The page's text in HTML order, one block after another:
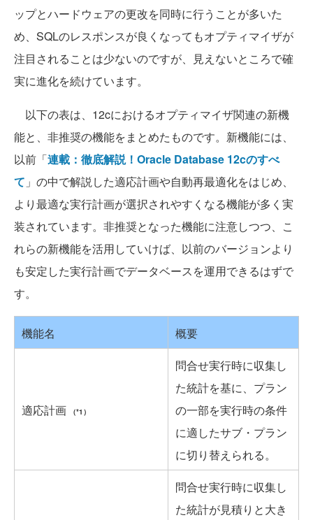
ップとハードウェアの更改を同時に行うことが多いた
め、SQLのレスポンスが良くなってもオプティマイザが
注目されることは少ないのですが、見えないところで確
実に進化を続けています。
以下の表は、12cにおけるオプティマイザ関連の新機
能と、非推奨の機能をまとめたものです。新機能には、
以前「連載：徹底解説！Oracle Database 12cのすべ
て 」の中で解説した適応計画や自動再最適化をはじめ、
より最適な実行計画が選択されやすくなる機能が多く実
装されています。非推奨となった機能に注意しつつ、こ
れらの新機能を活用していけば、以前のバージョンより
も安定した実行計画でデータベースを運用できるはずで
す。
機能名 概要
適応計画 （*1）
問合せ実行時に収集し
た統計を基に、プラン
の一部を実行時の条件
に適したサブ・プラン
に切り替えられる。
問合せ実行時に収集し
た統計が見積りと大き